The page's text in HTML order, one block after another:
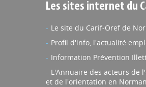
Les sites internet du
Le site du Carif-Oref de
Profil d'info, l'actualité
Information Prévention
L'Annuaire des acteurs de
et de l'orientation en